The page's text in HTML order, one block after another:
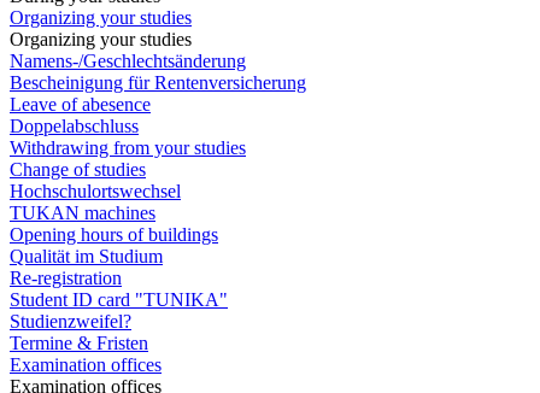
Organizing your studies
Organizing your studies
Namens-/Geschlechtsänderung
Bescheinigung für Rentenversicherung
Leave of abesence
Doppelabschluss
Withdrawing from your studies
Change of studies
Hochschulortswechsel
TUKAN machines
Opening hours of buildings
Qualität im Studium
Re-registration
Student ID card "TUNIKA"
Studienzweifel?
Termine & Fristen
Examination offices
Examination offices